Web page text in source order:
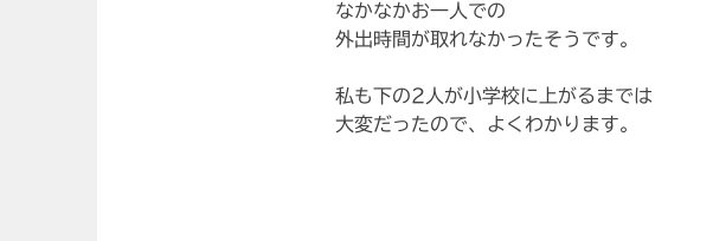
なかなかお一人での
外出時間が取れなかったそうです。
私も下の2人が小学校に上がるまでは
大変だったので、よくわかります。